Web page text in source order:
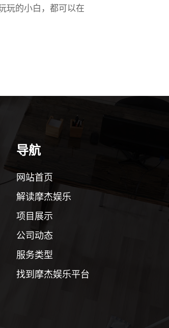
玩的小白，都可以在
导航
网站首页
解读摩杰娱乐
项目展示
公司动态
服务类型
找到摩杰娱乐平台